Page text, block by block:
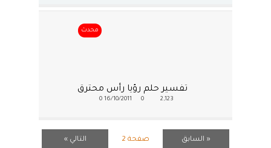
محدث
تفسير حلم رؤيا رأس محترق
2,123
0
16/10/2011
0
« السابق صفحة 2 التالي »